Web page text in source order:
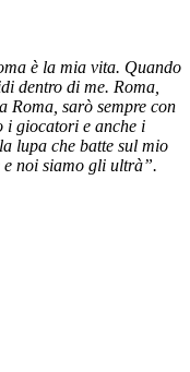
è la mia vita. Quando
dentro di me. Roma,
Roma, sarò sempre con
i giocatori e anche i
lupa che batte sul mio
e noi siamo gli ultrà”.